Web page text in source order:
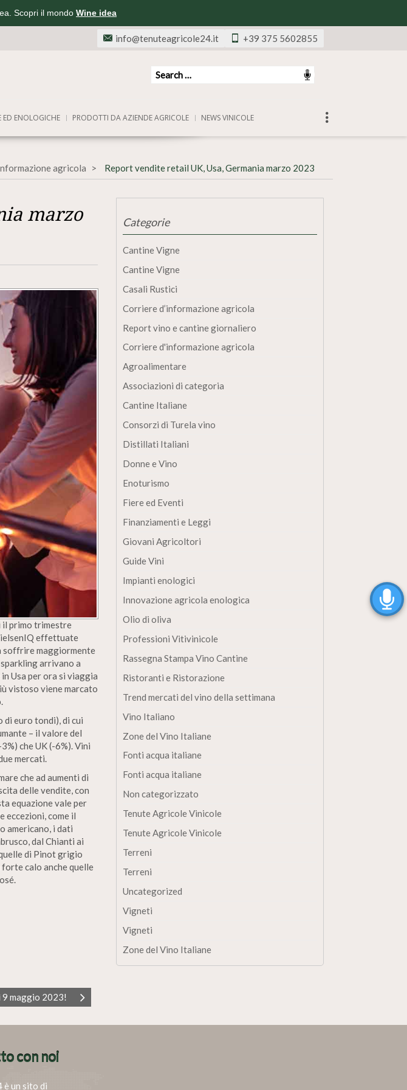
Scopri il mondo Wine idea
+39 375 5602855
info@tenuteagricole24.it
ED ENOLOGICHE PRODOTTI DA AZIENDE AGRICOLE NEWS VINICOLE
agricola Report vendite retail UK, Usa, Germania marzo 2023
marzo
il primo trimestre
effettuate
soffrire maggiormente
arrivano a
Usa per ora si viaggia
vistoso viene marcato
di euro tondi), di cui
– il valore del
che UK (-6%). Vini
mercati.
che ad aumenti di
delle vendite, con
equazione vale per
eccezioni, come il
americano, i dati
dal Chianti ai
di Pinot grigio
calo anche quelle
9 maggio 2023!
Categorie
Cantine Vigne
Cantine Vigne
Casali Rustici
Corriere d’informazione agricola
Report vino e cantine giornaliero
Corriere d'informazione agricola
Agroalimentare
Associazioni di categoria
Cantine Italiane
Consorzi di Turela vino
Distillati Italiani
Donne e Vino
Enoturismo
Fiere ed Eventi
Finanziamenti e Leggi
Giovani Agricoltori
Guide Vini
Impianti enologici
Innovazione agricola enologica
Olio di oliva
Professioni Vitivinicole
Rassegna Stampa Vino Cantine
Ristoranti e Ristorazione
Trend mercati del vino della settimana
Vino Italiano
Zone del Vino Italiane
Fonti acqua italiane
Fonti acqua italiane
Non categorizzato
Tenute Agricole Vinicole
Tenute Agricole Vinicole
Terreni
Terreni
Uncategorized
Vigneti
Vigneti
Zone del Vino Italiane
con noi
è un sito di